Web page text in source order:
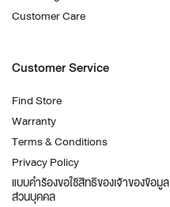
Customer Care
Customer Service
Find Store
Warranty
Terms & Conditions
Privacy Policy
แบบคำร้องขอใช้สิทธิของเจ้าของข้อมูล
ส่วนบุคคล